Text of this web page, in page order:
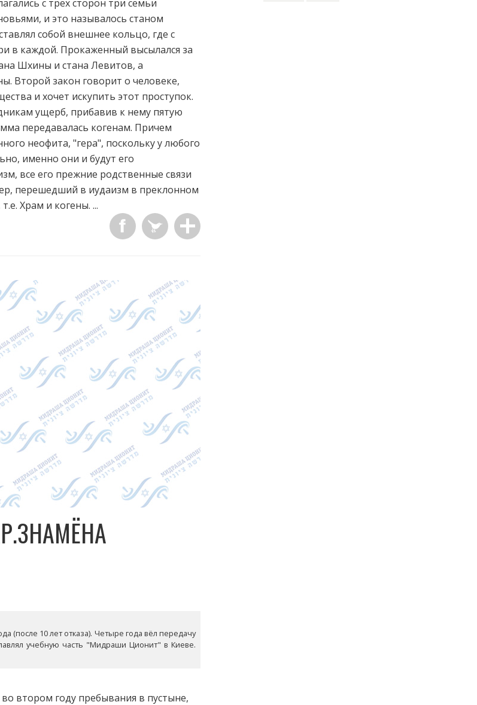
с трех сторон три семьи
и это называлось станом
собой внешнее кольцо, где с
в каждой. Прокаженный высылался за
Шхины и стана Левитов, а
Второй закон говорит о человеке,
и хочет искупить этот проступок.
ущерб, прибавив к нему пятую
передавалась когенам. Причем
неофита, "гера", поскольку у любого
именно они и будут его
все его прежние родственные связи
перешедший в иудаизм в преклонном
Храм и когены. ...
(после 10 лет отказа). Четыре года вёл передачу
учебную часть "Мидраши Ционит" в Киеве.
втором году пребывания в пустыне,